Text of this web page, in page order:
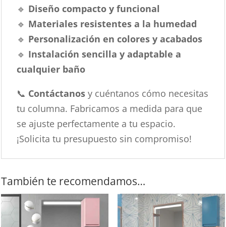
🔹 Diseño compacto y funcional
🔹 Materiales resistentes a la humedad
🔹 Personalización en colores y acabados
🔹 Instalación sencilla y adaptable a
cualquier baño
📞 Contáctanos y cuéntanos cómo necesitas
tu columna. Fabricamos a medida para que
se ajuste perfectamente a tu espacio.
¡Solicita tu presupuesto sin compromiso!
También te recomendamos…